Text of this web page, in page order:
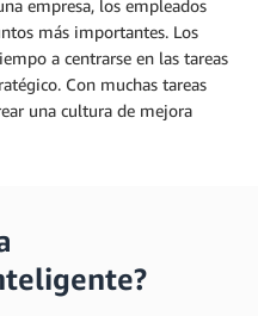
empresa, los empleados
más importantes. Los
a centrarse en las tareas
Con muchas tareas
una cultura de mejora